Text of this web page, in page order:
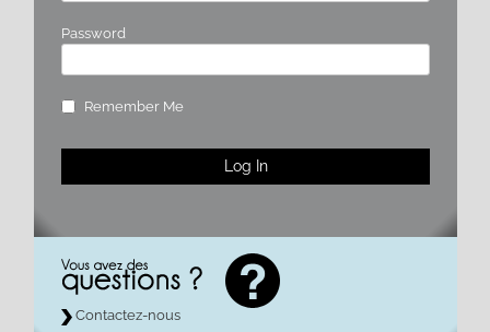
Password
Remember Me
Contactez-nous